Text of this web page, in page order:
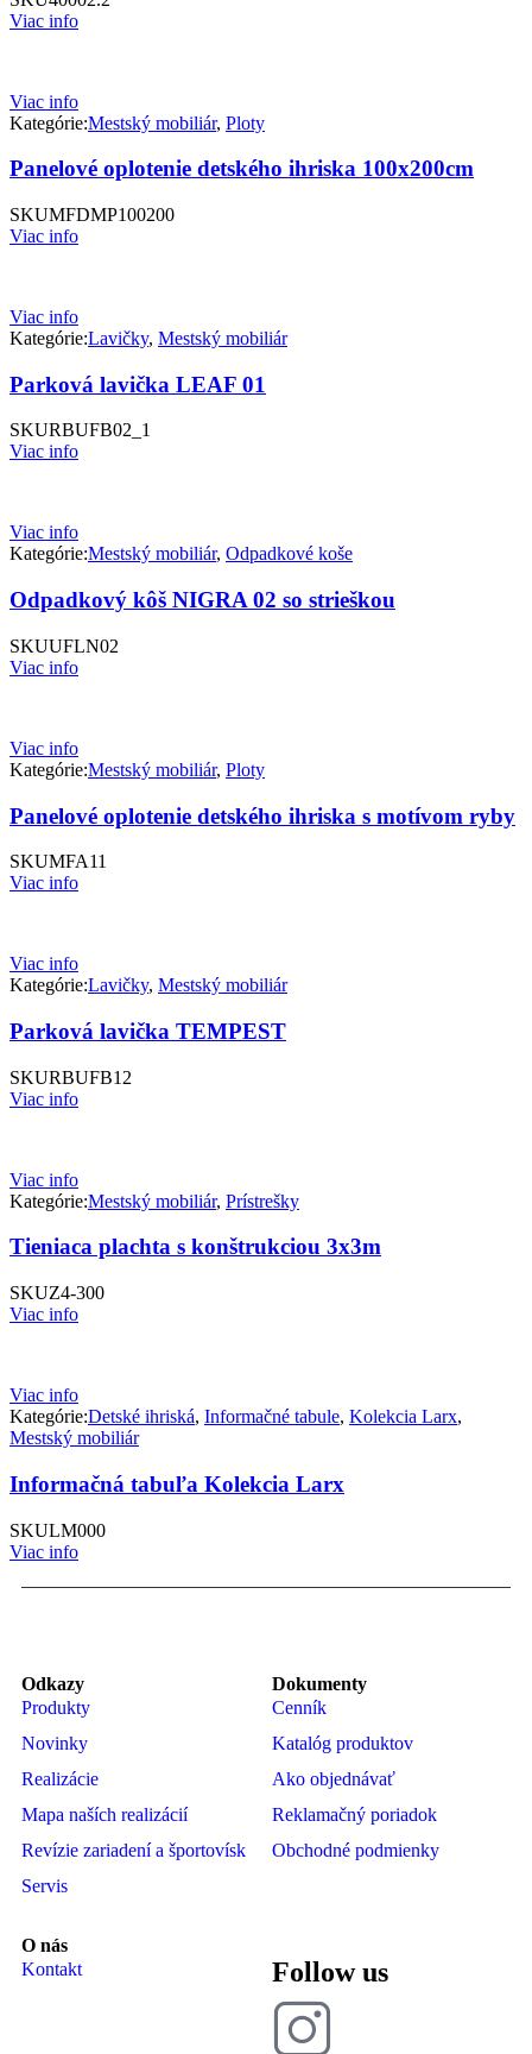
Viac info
Viac info
Kategórie:Mestský mobiliár, Ploty
Panelové oplotenie detského ihriska 100x200cm
SKUMFDMP100200
Viac info
Viac info
Kategórie:Lavičky, Mestský mobiliár
Parková lavička LEAF 01
SKURBUFB02_1
Viac info
Viac info
Kategórie:Mestský mobiliár, Odpadkové koše
Odpadkový kôš NIGRA 02 so strieškou
SKUUFLN02
Viac info
Viac info
Kategórie:Mestský mobiliár, Ploty
Panelové oplotenie detského ihriska s motívom ryby
SKUMFA11
Viac info
Viac info
Kategórie:Lavičky, Mestský mobiliár
Parková lavička TEMPEST
SKURBUFB12
Viac info
Viac info
Kategórie:Mestský mobiliár, Prístrešky
Tieniaca plachta s konštrukciou 3x3m
SKUZ4-300
Viac info
Viac info
Kategórie:Detské ihriská, Informačné tabule, Kolekcia Larx,
Mestský mobiliár
Informačná tabuľa Kolekcia Larx
SKULM000
Viac info
Odkazy
Produkty
Novinky
Realizácie
Mapa naších realizácií
Revízie zariadení a športovísk
Servis
Dokumenty
Cenník
Katalóg produktov
Ako objednávať
Reklamačný poriadok
Obchodné podmienky
O nás
Kontakt
Follow us